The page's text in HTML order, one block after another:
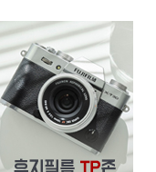
관심상품